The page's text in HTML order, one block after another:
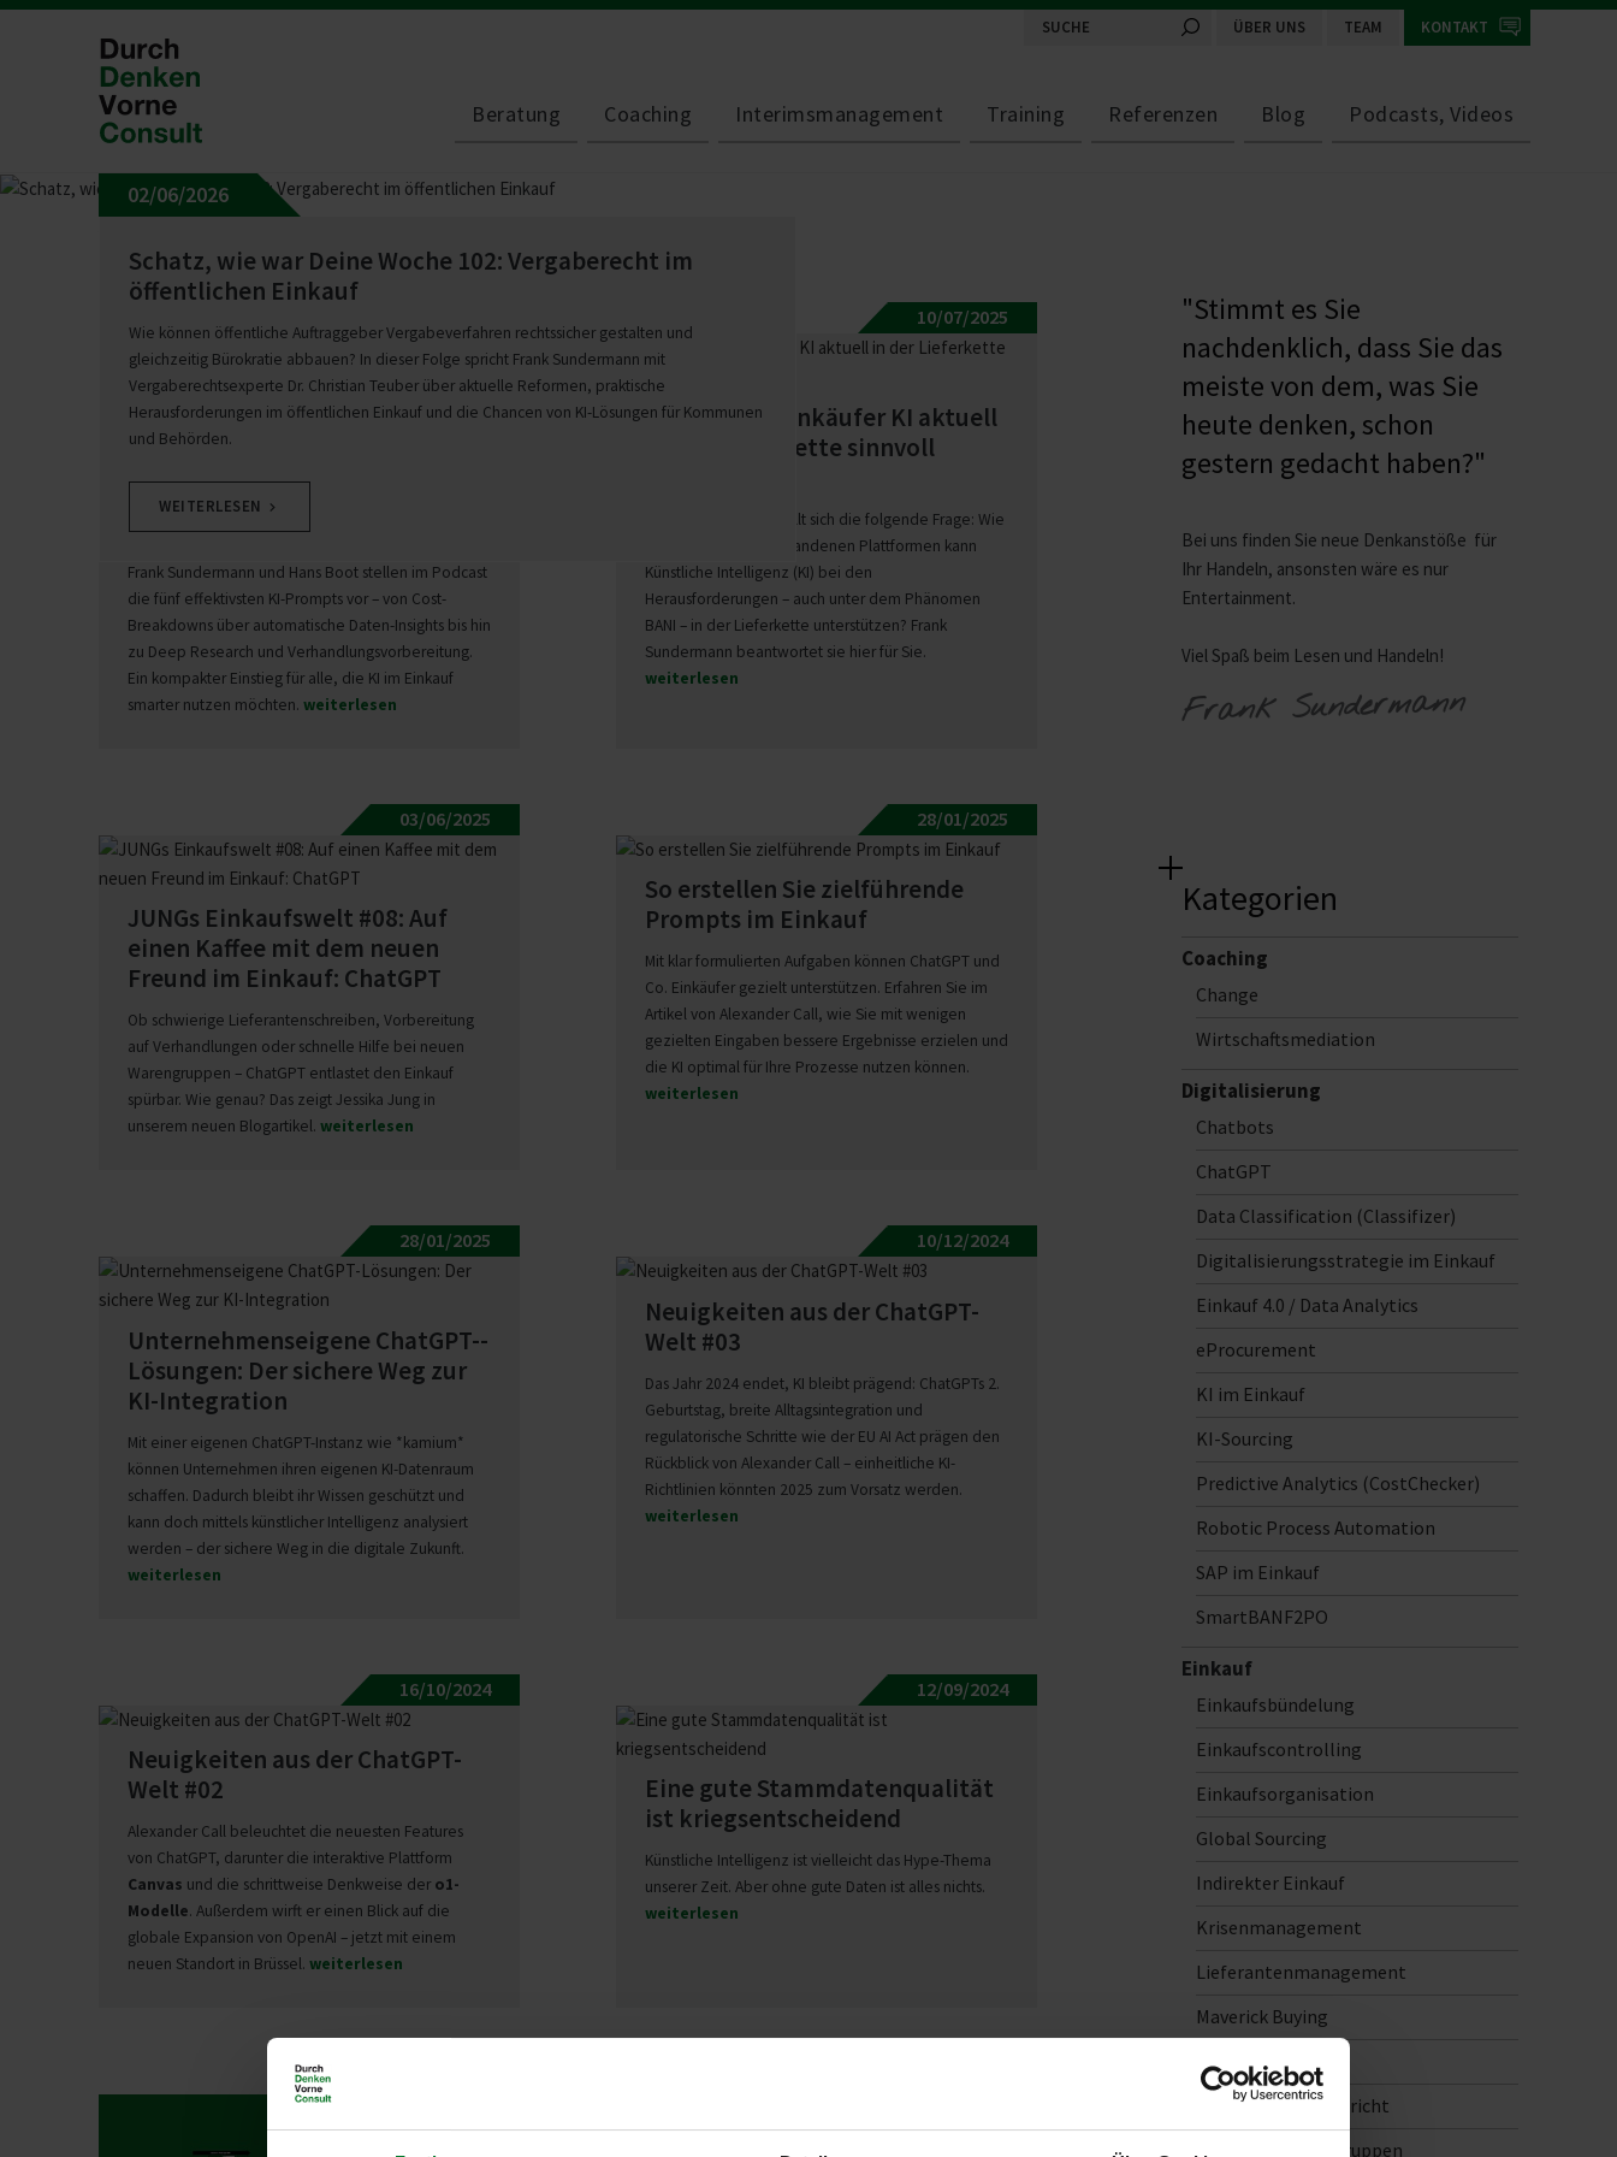
Beratung Coaching Interimsmanagement Training Referenzen Blog Podcasts, Videos
ÜBER UNS TEAM KONTAKT
02/06/2026
Schatz, wie war Deine Woche 102: Verga­be­recht im
öffent­lichen Einkauf
Wie können öffentliche Auftraggeber Vergabeverfahren rechtssicher gestalten und
gleichzeitig Bürokratie abbauen? In dieser Folge spricht Frank Sundermann mit
Vergaberechtsexperte Dr. Christian Teuber über aktuelle Reformen, praktische
Herausforderungen im öffentlichen Einkauf und die Chancen von KI-Lösungen für Kommunen
und Behörden.
WEITERLESEN
Schatz, wie war Deine Woche 96:
Die 5 besten Prompts im
Einkauf
Frank Sundermann und Hans Boot stellen im Podcast
die fünf effektivsten KI-Prompts vor – von Cost-
Breakdowns über automatische Daten-Insights bis hin
zu Deep Research und Verhandlungsvorbereitung.
Ein kompakter Einstieg für alle, die KI im Einkauf
smarter nutzen möchten.weiterlesen
10/07/2025
Wo können Einkäufer KI aktuell
in der Liefer­kette sinnvoll
Für viele Einkäufer stellt sich die folgende Frage: Wie
und mit welchen vorhandenen Plattformen kann
Künstliche Intelligenz (KI) bei den
Herausforderungen – auch unter dem Phänomen
BANI – in der Lieferkette unterstützen? Frank
Sundermann beantwortet sie hier für Sie.
weiterlesen
03/06/2025
JUNGs Einkaufswelt #08: Auf
einen Kaffee mit dem neuen
Freund im Einkauf: ChatGPT
Ob schwierige Lieferantenschreiben, Vorbereitung
auf Verhandlungen oder schnelle Hilfe bei neuen
Warengruppen – ChatGPT entlastet den Einkauf
spürbar. Wie genau? Das zeigt Jessika Jung in
unserem neuen Blogartikel.weiterlesen
28/01/2025
So erstellen Sie ziel­füh­rende
Prompts im Einkauf
Mit klar formulierten Aufgaben können ChatGPT und
Co. Einkäufer gezielt unterstützen. Erfahren Sie im
Artikel von Alexander Call, wie Sie mit wenigen
gezielten Eingaben bessere Ergebnisse erzielen und
die KI optimal für Ihre Prozesse nutzen können.
weiterlesen
28/01/2025
Unter­neh­mens­eigene ChatGPT-­
Lö­sungen: Der sichere Weg zur
KI-In­te­gration
Mit einer eigenen ChatGPT-Instanz wie *kamium*
können Unternehmen ihren eigenen KI-Datenraum
schaffen. Dadurch bleibt ihr Wissen geschützt und
kann doch mittels künstlicher Intelligenz analysiert
werden – der sichere Weg in die digitale Zukunft.
weiterlesen
10/12/2024
Neuig­keiten aus der ChatGPT-
Welt #03
Das Jahr 2024 endet, KI bleibt prägend: ChatGPTs 2.
Geburtstag, breite Alltagsintegration und
regulatorische Schritte wie der EU AI Act prägen den
Rückblick von Alexander Call – einheitliche KI-
Richtlinien könnten 2025 zum Vorsatz werden.
weiterlesen
16/10/2024
Neuig­keiten aus der ChatGPT-
Welt #02
Alexander Call beleuchtet die neuesten Features
von ChatGPT, darunter die interaktive Plattform
Canvas und die schrittweise Denkweise der o1-
Modelle. Außerdem wirft er einen Blick auf die
globale Expansion von OpenAI – jetzt mit einem
neuen Standort in Brüssel.weiterlesen
12/09/2024
Eine gute Stamm­da­ten­qua­lität
ist kriegs­ent­scheidend
Künstliche Intelligenz ist vielleicht das Hype-Thema
unserer Zeit. Aber ohne gute Daten ist alles nichts.
weiterlesen
Schatz wie war Deine Woche 79:
"Stimmt es Sie
nachdenklich, dass Sie das
meiste von dem, was Sie
heute denken, schon
gestern gedacht haben?"
Bei uns finden Sie neue Denkanstöße für
Ihr Handeln, ansonsten wäre es nur
Entertainment.
Viel Spaß beim Lesen und Handeln!
Frank Sundermann
Kategorien
Coaching
Change
Wirtschaftsmediation
Digitalisierung
Chatbots
ChatGPT
Data Classification (Classifizer)
Digitalisierungsstrategie im Einkauf
Einkauf 4.0 / Data Analytics
eProcurement
KI im Einkauf
KI-Sourcing
Predictive Analytics (CostChecker)
Robotic Process Automation
SAP im Einkauf
SmartBANF2PO
Einkauf
Einkaufsbündelung
Einkaufscontrolling
Einkaufsorganisation
Global Sourcing
Indirekter Einkauf
Krisenmanagement
Lieferantenmanagement
Maverick Buying
Nachhaltigkeit
Nachhaltigkeitsbericht
Outsourcing Baugruppen